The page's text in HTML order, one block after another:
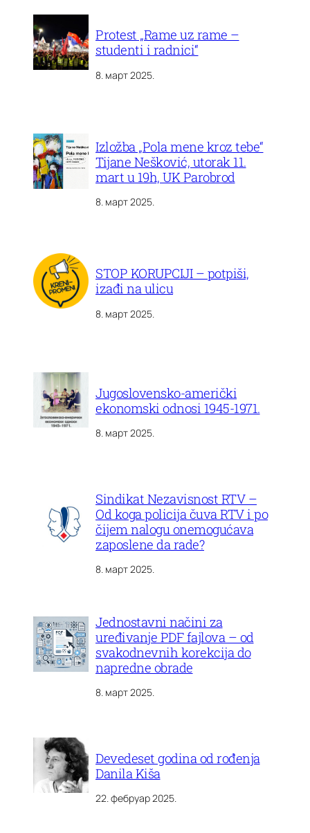
Protest „Rame uz rame –
studenti i radnici“
8. март 2025.
Izložba „Pola mene kroz tebe“
Tijane Nešković, utorak 11.
mart u 19h, UK Parobrod
8. март 2025.
STOP KORUPCIJI – potpiši,
izađi na ulicu
8. март 2025.
Jugoslovensko-američki
ekonomski odnosi 1945-1971.
8. март 2025.
Sindikat Nezavisnost RTV –
Od koga policija čuva RTV i po
čijem nalogu onemogućava
zaposlene da rade?
8. март 2025.
Jednostavni načini za
uređivanje PDF fajlova – od
svakodnevnih korekcija do
napredne obrade
8. март 2025.
Devedeset godina od rođenja
Danila Kiša
22. фебруар 2025.